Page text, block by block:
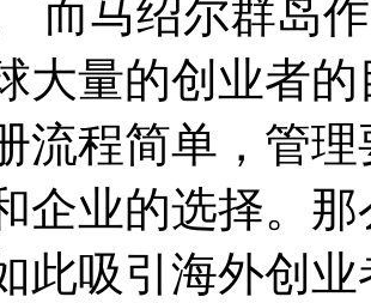
而马绍尔群岛
大量的创业者
流程简单，管
企业的选择。那
此吸引海外创